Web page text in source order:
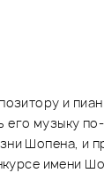
и
его музыку
Шопена, и
имени